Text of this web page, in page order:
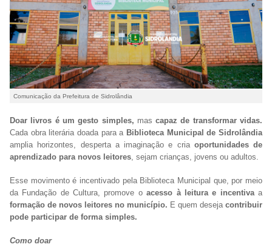
Comunicação da Prefeitura de Sidrolândia
Doar livros é um gesto simples, mascapaz de transformar vidas.
Cada obra literária doada para a Biblioteca Municipal de Sidrolândia
amplia horizontes, desperta a imaginação e cria oportunidades de
aprendizado para novos leitores , sejam crianças, jovens ou adultos.
Esse movimento é incentivado pela Biblioteca Municipal que, por meio
da Fundação de Cultura, promove oacesso à leitura e incentivaa
formação de novos leitores no município. E quem deseja contribuir
pode participar de forma simples.
Como doar